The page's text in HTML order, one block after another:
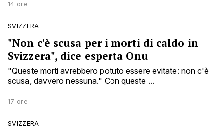
14 ore
SVIZZERA
"Non c'è scusa per i morti di caldo in
Svizzera", dice esperta Onu
"Queste morti avrebbero potuto essere evitate: non c'è
scusa, davvero nessuna." Con queste ...
17 ore
SVIZZERA